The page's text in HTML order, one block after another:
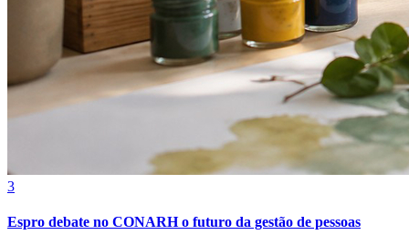
3
Espro debate no CONARH o futuro da gestão de pessoas